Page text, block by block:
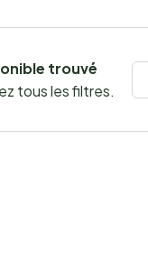
trouvé
tous les filtres.